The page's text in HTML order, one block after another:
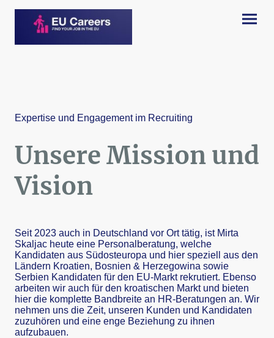
Expertise und Engagement im Recruiting
Unsere Mission und
Vision
Seit 2023 auch in Deutschland vor Ort tätig, ist Mirta
Skaljac heute eine Personalberatung, welche
Kandidaten aus Südosteuropa und hier speziell aus den
Ländern Kroatien, Bosnien & Herzegowina sowie
Serbien Kandidaten für den EU-Markt rekrutiert. Ebenso
arbeiten wir auch für den kroatischen Markt und bieten
hier die komplette Bandbreite an HR-Beratungen an. Wir
nehmen uns die Zeit, unseren Kunden und Kandidaten
zuzuhören und eine enge Beziehung zu ihnen
aufzubauen.